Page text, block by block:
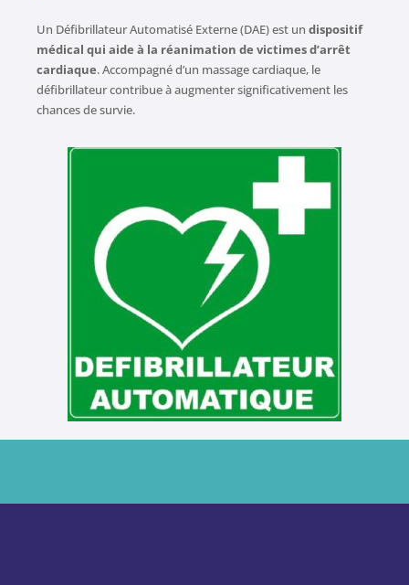
Un Défibrillateur Automatisé Externe (DAE) est un dispositif
médical qui aide à la réanimation de victimes d’arrêt
cardiaque. Accompagné d’un massage cardiaque, le
défibrillateur contribue à augmenter significativement les
chances de survie.